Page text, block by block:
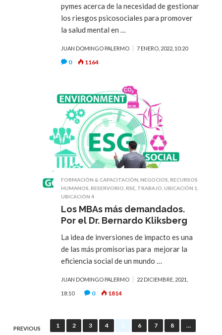
pymes acerca de la necesidad de gestionar
los riesgos psicosociales para promover
la salud mental en …
JUAN DOMINGO PALERMO 7 ENERO, 2022, 10:20
0 1164
FORMACIÓN & CAPACITACIÓN NEGOCIOS RECURSOS
HUMANOS RESERVORIO RSE, TRABAJO UBICACIÓN 1
UBICACIÓN 4
Los MBAs más demandados.
Por el Dr. Bernardo Kliksberg
La idea de inversiones de impacto es una
de las más promisorias para mejorar la
eficiencia social de un mundo …
JUAN DOMINGO PALERMO 22 DICIEMBRE, 2021,
18:10 0 1814
PREVIOUS 1 2 3 4 5 6 7 8 …